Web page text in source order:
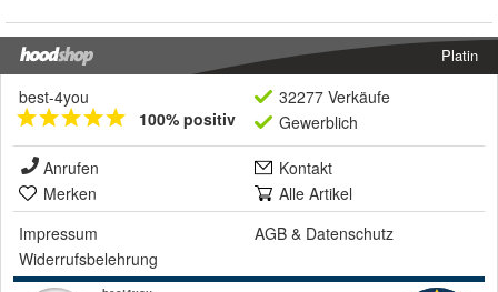
Platin
best-4you
100% positiv
32277 Verkäufe
Gewerblich
Anrufen
Kontakt
Merken
Alle Artikel
Impressum
AGB & Datenschutz
Widerrufsbelehrung